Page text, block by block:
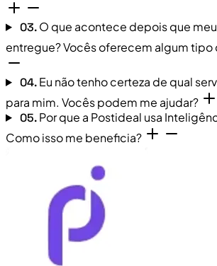
03.O que acontece depois que
entregue? Vocês oferecem algum tipo
04.Eu não tenho certeza de qual
para mim. Vocês podem me ajudar?
05.Por que a Postideal usa
Como isso me beneficia?